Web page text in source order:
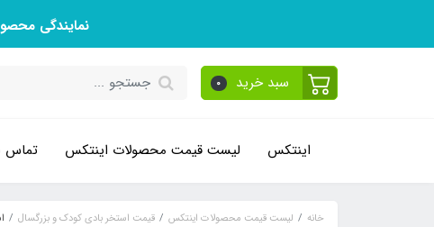
نمایندگی
سبد خرید 0
اینتکس لیست قیمت محصولات اینتکس تماس
خانه لیست قیمت محصولات اینتکس قیمت استخر بادی کودک و بزرگسال